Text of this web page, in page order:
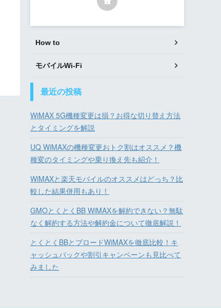
How to
モバイルWi-Fi
最近の投稿
WiMAX 5G機種変更は損？お得な切り替え方法
とタイミングを解説
UQ WiMAXの機種変更おトク割はオススメ？機
種変のタイミングや乗り換え先も紹介！
WiMAXと楽天モバイルのオススメはどっち？比
較した結果併用もあり！
GMOとくとくBB WiMAXを解約できない？無駄
なく解約する方法や解約金について徹底解説！
とくとくBBとブロードWiMAXを徹底比較！キ
ャッシュバックや割引キャンペーンも見比べて
みました